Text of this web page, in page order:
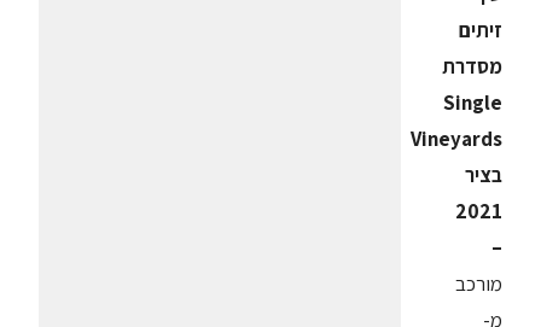
זיתים
מסדרת
Single
Vineyards
בציר
2021
–
מורכב
מ-